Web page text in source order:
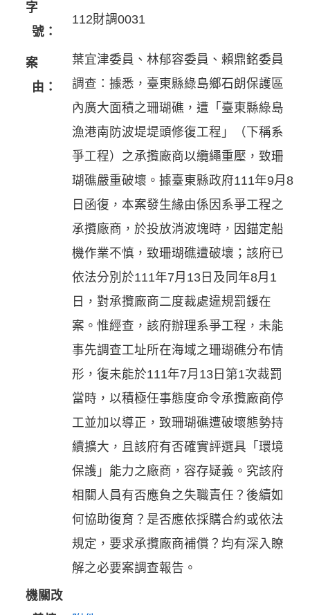
字
號：
112財調0031
案
由：
葉宜津委員、林郁容委員、賴鼎銘委員
調查：據悉，臺東縣綠島鄉石朗保護區
內廣大面積之珊瑚礁，遭「臺東縣綠島
漁港南防波堤堤頭修復工程」（下稱系
爭工程）之承攬廠商以纜繩重壓，致珊
瑚礁嚴重破壞。據臺東縣政府111年9月8
日函復，本案發生緣由係因系爭工程之
承攬廠商，於投放消波塊時，因錨定船
機作業不慎，致珊瑚礁遭破壞；該府已
依法分別於111年7月13日及同年8月1
日，對承攬廠商二度裁處違規罰鍰在
案。惟經查，該府辦理系爭工程，未能
事先調查工址所在海域之珊瑚礁分布情
形，復未能於111年7月13日第1次裁罰
當時，以積極任事態度命令承攬廠商停
工並加以導正，致珊瑚礁遭破壞態勢持
續擴大，且該府有否確實評選具「環境
保護」能力之廠商，容存疑義。究該府
相關人員有否應負之失職責任？後續如
何協助復育？是否應依採購合約或依法
規定，要求承攬廠商補償？均有深入瞭
解之必要案調查報告。
機關改